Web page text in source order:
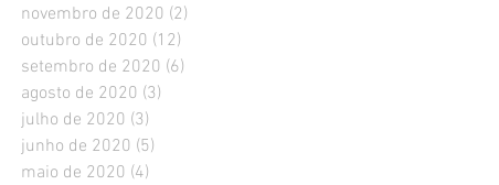
novembro de 2020 (2)
outubro de 2020 (12)
setembro de 2020 (6)
agosto de 2020 (3)
julho de 2020 (3)
junho de 2020 (5)
maio de 2020 (4)